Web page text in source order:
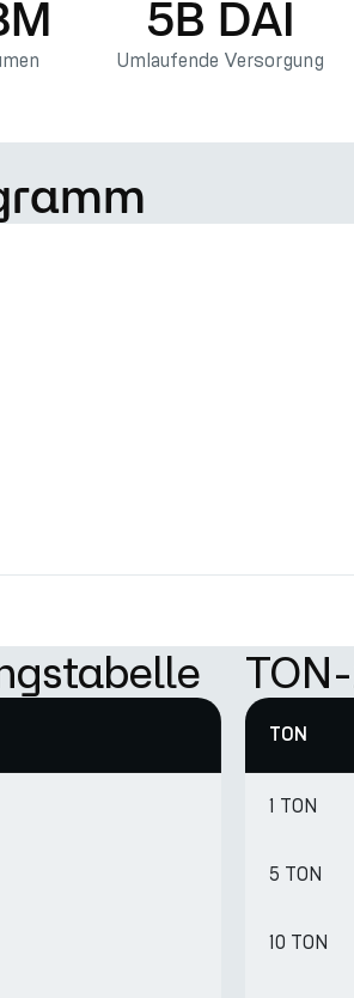
5B DAI
Umlaufende Versorgung
TON
1 TON
5 TON
10 TON